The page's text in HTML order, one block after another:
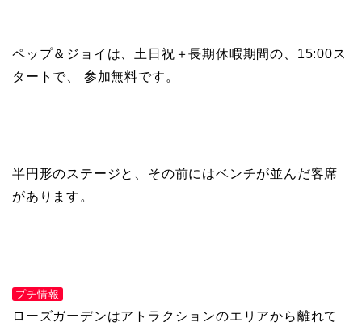
ペップ＆ジョイは、土日祝＋長期休暇期間の、15:00ス
タートで、 参加無料です。
半円形のステージと、その前にはベンチが並んだ客席
があります。
プチ情報
ローズガーデンはアトラクションのエリアから離れて